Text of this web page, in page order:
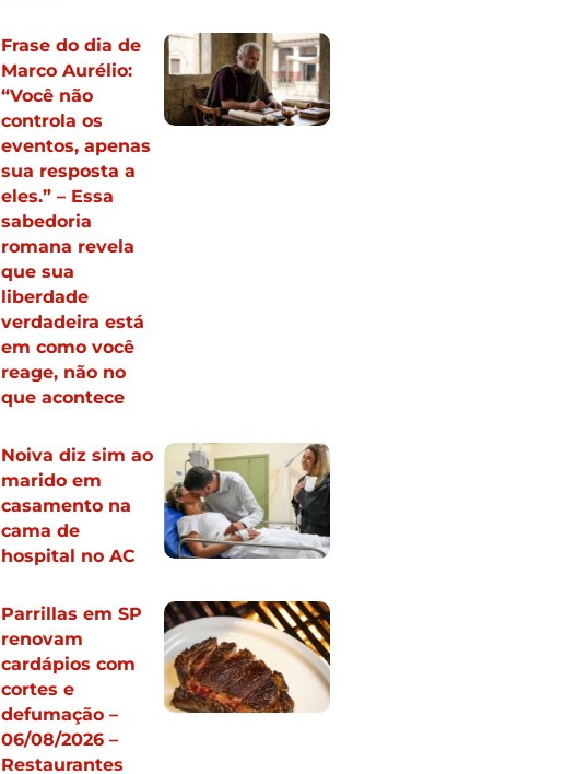
Frase do dia de
Marco Aurélio:
“Você não
controla os
eventos, apenas
sua resposta a
eles.” – Essa
sabedoria
romana revela
que sua
liberdade
verdadeira está
em como você
reage, não no
que acontece
Noiva diz sim ao
marido em
casamento na
cama de
hospital no AC
Parrillas em SP
renovam
cardápios com
cortes e
defumação –
06/08/2026 –
Restaurantes